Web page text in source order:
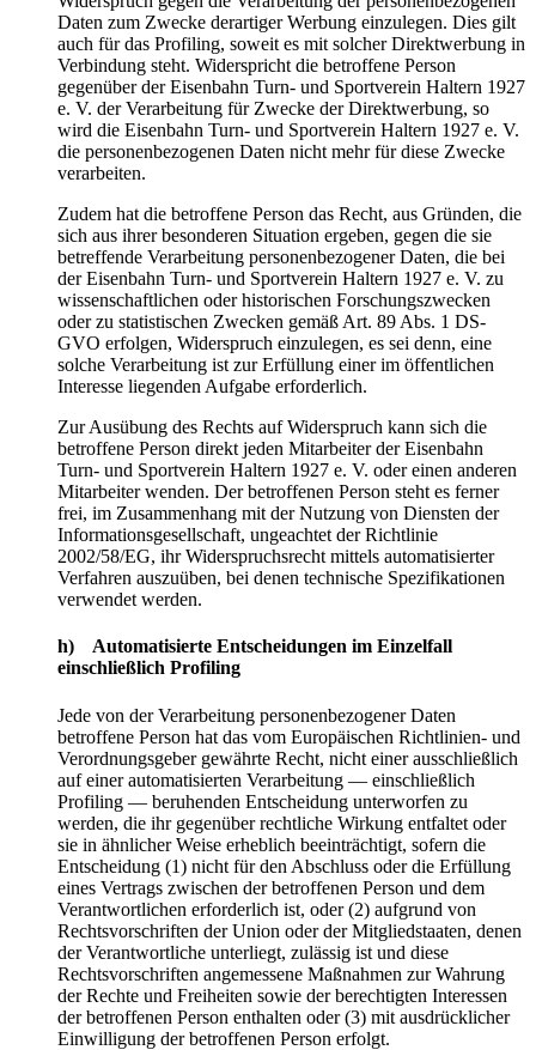
Daten zum Zwecke derartiger Werbung einzulegen. Dies gilt
auch für das Profiling, soweit es mit solcher Direktwerbung in
Verbindung steht. Widerspricht die betroffene Person
gegenüber der Eisenbahn Turn- und Sportverein Haltern 1927
e. V. der Verarbeitung für Zwecke der Direktwerbung, so
wird die Eisenbahn Turn- und Sportverein Haltern 1927 e. V.
die personenbezogenen Daten nicht mehr für diese Zwecke
verarbeiten.
Zudem hat die betroffene Person das Recht, aus Gründen, die
sich aus ihrer besonderen Situation ergeben, gegen die sie
betreffende Verarbeitung personenbezogener Daten, die bei
der Eisenbahn Turn- und Sportverein Haltern 1927 e. V. zu
wissenschaftlichen oder historischen Forschungszwecken
oder zu statistischen Zwecken gemäß Art. 89 Abs. 1 DS-
GVO erfolgen, Widerspruch einzulegen, es sei denn, eine
solche Verarbeitung ist zur Erfüllung einer im öffentlichen
Interesse liegenden Aufgabe erforderlich.
Zur Ausübung des Rechts auf Widerspruch kann sich die
betroffene Person direkt jeden Mitarbeiter der Eisenbahn
Turn- und Sportverein Haltern 1927 e. V. oder einen anderen
Mitarbeiter wenden. Der betroffenen Person steht es ferner
frei, im Zusammenhang mit der Nutzung von Diensten der
Informationsgesellschaft, ungeachtet der Richtlinie
2002/58/EG, ihr Widerspruchsrecht mittels automatisierter
Verfahren auszuüben, bei denen technische Spezifikationen
verwendet werden.
h) Automatisierte Entscheidungen im Einzelfall
einschließlich Profiling
Jede von der Verarbeitung personenbezogener Daten
betroffene Person hat das vom Europäischen Richtlinien- und
Verordnungsgeber gewährte Recht, nicht einer ausschließlich
auf einer automatisierten Verarbeitung — einschließlich
Profiling — beruhenden Entscheidung unterworfen zu
werden, die ihr gegenüber rechtliche Wirkung entfaltet oder
sie in ähnlicher Weise erheblich beeinträchtigt, sofern die
Entscheidung (1) nicht für den Abschluss oder die Erfüllung
eines Vertrags zwischen der betroffenen Person und dem
Verantwortlichen erforderlich ist, oder (2) aufgrund von
Rechtsvorschriften der Union oder der Mitgliedstaaten, denen
der Verantwortliche unterliegt, zulässig ist und diese
Rechtsvorschriften angemessene Maßnahmen zur Wahrung
der Rechte und Freiheiten sowie der berechtigten Interessen
der betroffenen Person enthalten oder (3) mit ausdrücklicher
Einwilligung der betroffenen Person erfolgt.